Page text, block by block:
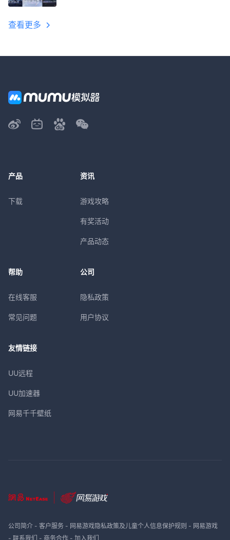
查看更多
产品
下载
资讯
游戏攻略
有奖活动
产品动态
帮助
在线客服
常见问题
公司
隐私政策
用户协议
友情链接
UU远程
UU加速器
网易千千壁纸
公司简介- 客户服务- 网易游戏隐私政策及儿童个人信息保护规则 - 网易游戏
- 联系我们 - 商务合作- 加入我们